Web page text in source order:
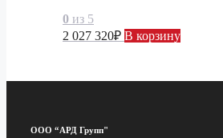
0 из 5
2 027 320₽ В корзину
ООО “АРД Групп"